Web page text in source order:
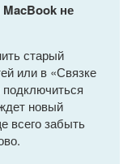
не
старый
или в «Связке
новый
всего забыть